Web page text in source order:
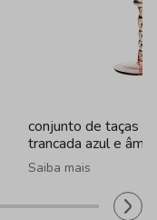
conjunto de taças
trancada azul e
320ml
Saiba mais